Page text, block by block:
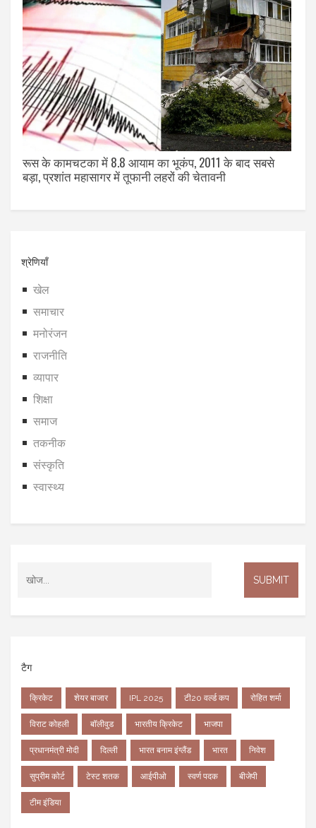
रूस के कामचटका में 8.8 आयाम का भूकंप, 2011 के बाद सबसे
बड़ा, प्रशांत महासागर में तूफानी लहरों की चेतावनी
श्रेणियाँ
खेल
समाचार
मनोरंजन
राजनीति
व्यापार
शिक्षा
समाज
तकनीक
संस्कृति
स्वास्थ्य
टैग
क्रिकेट शेयर बाजार IPL 2025 टी20 वर्ल्ड कप रोहित शर्मा
विराट कोहली बॉलीवुड भारतीय क्रिकेट भाजपा
प्रधानमंत्री मोदी दिल्ली भारत बनाम इंग्लैंड भारत निवेश
सुप्रीम कोर्ट टेस्ट शतक आईपीओ स्वर्ण पदक बीजेपी
टीम इंडिया